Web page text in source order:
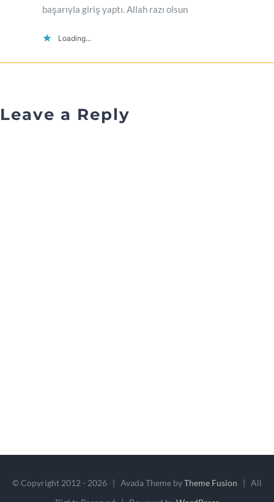
başarıyla giriş yaptı. Allah razı olsun
Loading...
Leave a Reply
© Copyright 2012 - 2026 | Avada Theme byTheme Fusion | All